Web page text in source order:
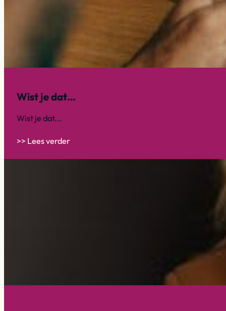
Wist je dat…
Wist je dat...
>> Lees verder